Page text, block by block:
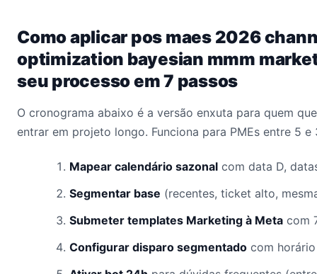
Como aplicar pos maes 2026
optimization bayesian mmm
seu processo em 7 passos
O cronograma abaixo é a versão enxuta para quem
entrar em projeto longo. Funciona para PMEs entre 5 e
Mapear calendário sazonal com data D,
Segmentar base (recentes, ticket alto,
Submeter templates Marketing à Meta com
Configurar disparo segmentado com